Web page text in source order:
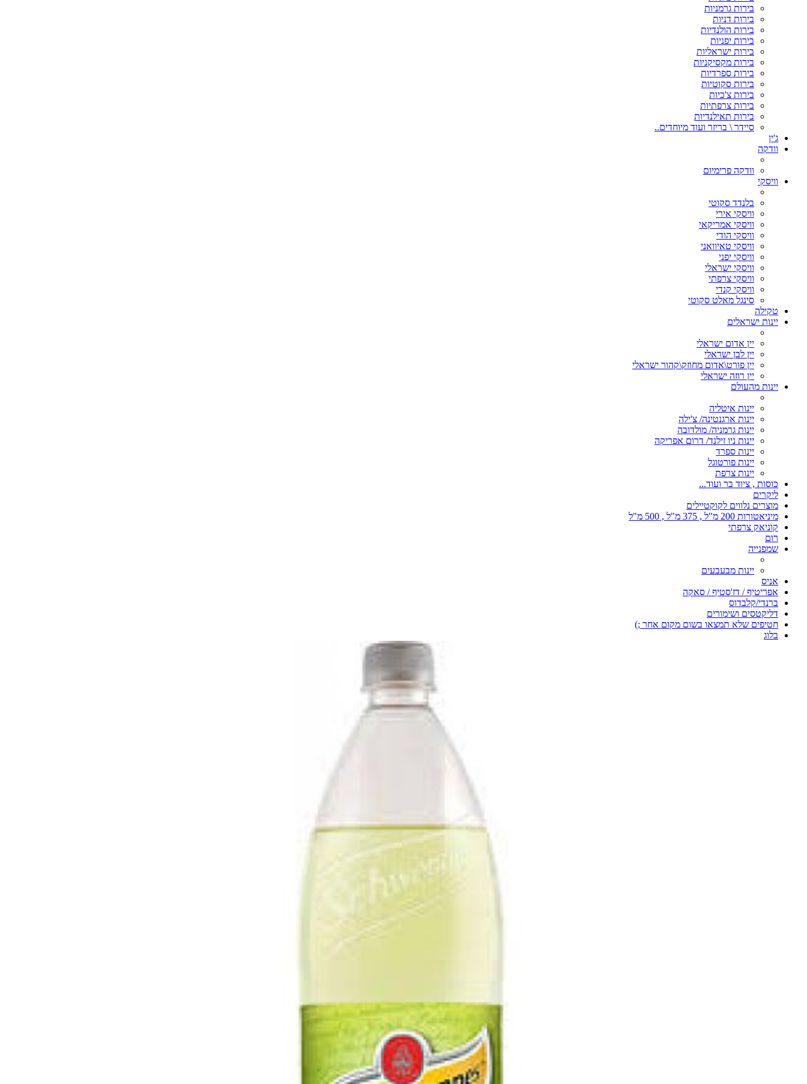
בירות גרמניות
בירות דניות
בירות הולנדיות
בירות יפניות
בירות ישראליות
בירות מקסיקניות
בירות ספרדיות
בירות סקוטיות
בירות צ'כיות
בירות צרפתיות
בירות תאילנדיות
סיידר \ בריזר ועוד מיוחדים..
ג'ין
וודקה
וודקה פרימיום
וויסקי
בלנדד סקוטי
וויסקי אירי
וויסקי אמריקאי
וויסקי הודי
וויסקי טאיוואני
וויסקי יפני
וויסקי ישראלי
וויסקי צרפתי
וויסקי קנדי
סינגל מאלט סקוטי
טקילה
יינות ישראלים
יין אדום ישראלי
יין לבן ישראלי
יין פורט\אדום מחוזק\קהור ישראלי
יין רוזה ישראלי
יינות מהעולם
יינות איטליה
יינות ארגנטינה/ צ'ילה
יינות גרמניה/ מולדובה
יינות ניו זילנד/ דרום אפריקה
יינות ספרד
יינות פורטוגל
יינות צרפת
כוסות , ציוד בר ועוד...
ליקרים
מוצרים נלווים לקוקטיילים
מיניאטורות 200 מ"ל , 375 מ"ל , 500 מ"ל
קוניאק צרפתי
רום
שמפנייה
יינות מבעבעים
אניס
אפריטיף / דז'סטיף / סאקה
ברנדי/קלבדוס
דליקטסים ושימורים
חטיפים שלא תמצאו בשום מקום אחר ;)
בלוג